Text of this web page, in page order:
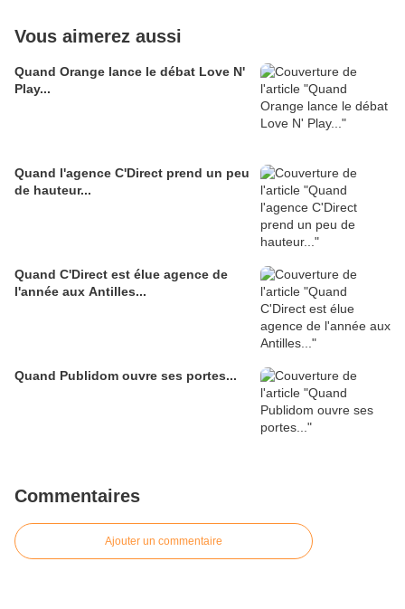
Vous aimerez aussi
Quand Orange lance le débat Love N'
Play...
Quand l'agence C'Direct prend un peu
de hauteur...
Quand C'Direct est élue agence de
l'année aux Antilles...
Quand Publidom ouvre ses portes...
Commentaires
Ajouter un commentaire